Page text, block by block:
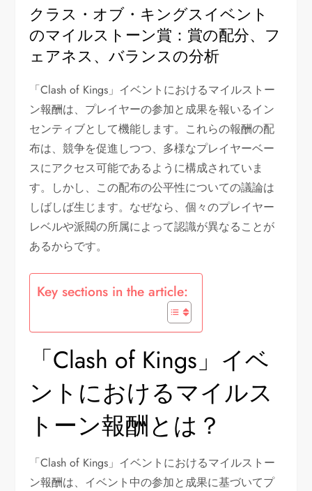
クラス・オブ・キングスイベント
のマイルストーン賞：賞の配分、フ
ェアネス、バランスの分析
「Clash of Kings」イベントにおけるマイルストー
ン報酬は、プレイヤーの参加と成果を報いるイン
センティブとして機能します。これらの報酬の配
布は、競争を促進しつつ、多様なプレイヤーベー
スにアクセス可能であるように構成されていま
す。しかし、この配布の公平性についての議論は
しばしば生じます。なぜなら、個々のプレイヤー
レベルや派閥の所属によって認識が異なることが
あるからです。
Key sections in the article:
「Clash of Kings」イベ
ントにおけるマイルス
トーン報酬とは？
「Clash of Kings」イベントにおけるマイルストー
ン報酬は、イベント中の参加と成果に基づいてプ